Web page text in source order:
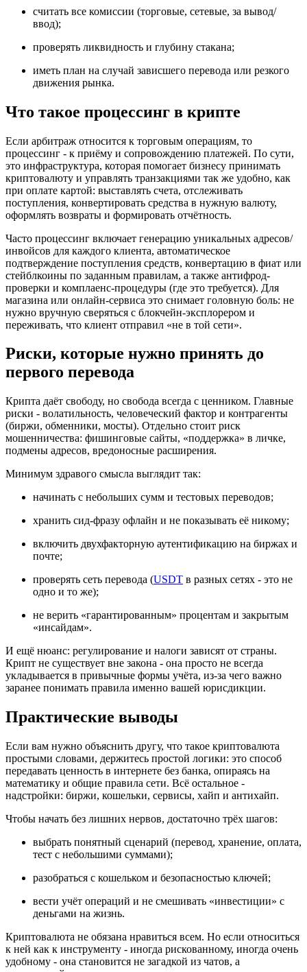
считать все комиссии (торговые, сетевые, за вывод/
ввод);
проверять ликвидность и глубину стакана;
иметь план на случай зависшего перевода или резкого
движения рынка.
Что такое процессинг в крипте
Если арбитраж относится к торговым операциям, то
процессинг - к приёму и сопровождению платежей. По сути,
это инфраструктура, которая помогает бизнесу принимать
криптовалюту и управлять транзакциями так же удобно, как
при оплате картой: выставлять счета, отслеживать
поступления, конвертировать средства в нужную валюту,
оформлять возвраты и формировать отчётность.
Часто процессинг включает генерацию уникальных адресов/
инвойсов для каждого клиента, автоматическое
подтверждение поступления средств, конвертацию в фиат или
стейблкоины по заданным правилам, а также антифрод-
проверки и комплаенс-процедуры (где это требуется). Для
магазина или онлайн-сервиса это снимает головную боль: не
нужно вручную сверяться с блокчейн-эксплорером и
переживать, что клиент отправил «не в той сети».
Риски, которые нужно принять до
первого перевода
Крипта даёт свободу, но свобода всегда с ценником. Главные
риски - волатильность, человеческий фактор и контрагенты
(биржи, обменники, мосты). Отдельно стоит риск
мошенничества: фишинговые сайты, «поддержка» в личке,
подмены адресов, вредоносные расширения.
Минимум здравого смысла выглядит так:
начинать с небольших сумм и тестовых переводов;
хранить сид-фразу офлайн и не показывать её никому;
включить двухфакторную аутентификацию на биржах и
почте;
проверять сеть перевода (USDT в разных сетях - это не
одно и то же);
не верить «гарантированным» процентам и закрытым
«инсайдам».
И ещё нюанс: регулирование и налоги зависят от страны.
Крипт не существует вне закона - она просто не всегда
укладывается в привычные формы учёта, из-за чего важно
заранее понимать правила именно вашей юрисдикции.
Практические выводы
Если вам нужно объяснить другу, что такое криптовалюта
простыми словами, держитесь простой логики: это способ
передавать ценность в интернете без банка, опираясь на
математику и общие правила сети. Всё остальное -
надстройки: биржи, кошельки, сервисы, хайп и антихайп.
Чтобы начать без лишних нервов, достаточно трёх шагов:
выбрать понятный сценарий (перевод, хранение, оплата,
тест с небольшими суммами);
разобраться с кошельком и безопасностью ключей;
вести учёт операций и не смешивать «инвестиции» с
деньгами на жизнь.
Криптовалюта не обязана нравиться всем. Но если относиться
к ней как к инструменту - иногда рискованному, иногда очень
удобному - она становится не загадкой из чатов, а